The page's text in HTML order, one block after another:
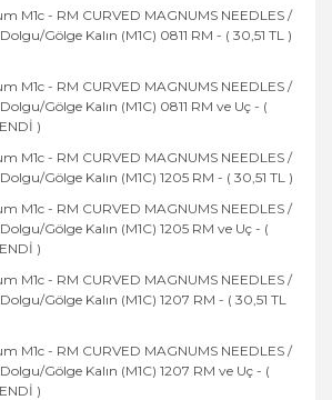
M1c - RM CURVED MAGNUMS NEEDLES /
Gölge Kalın (M1C) 0811 RM - ( 30,51 TL )
M1c - RM CURVED MAGNUMS NEEDLES /
Gölge Kalın (M1C) 0811 RM ve Uç - (
)
M1c - RM CURVED MAGNUMS NEEDLES /
Gölge Kalın (M1C) 1205 RM - ( 30,51 TL )
M1c - RM CURVED MAGNUMS NEEDLES /
Gölge Kalın (M1C) 1205 RM ve Uç - (
)
M1c - RM CURVED MAGNUMS NEEDLES /
Gölge Kalın (M1C) 1207 RM - ( 30,51 TL
M1c - RM CURVED MAGNUMS NEEDLES /
Gölge Kalın (M1C) 1207 RM ve Uç - (
)